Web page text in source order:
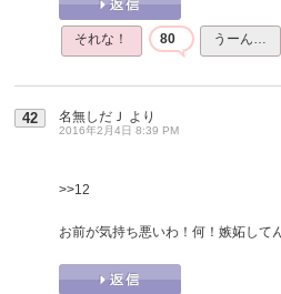
それな！ 80 うーん…
42 名無しだＪ より
2016年2月4日 8:39 PM
>>12
お前が気持ち悪いわ！何！嫉妬して